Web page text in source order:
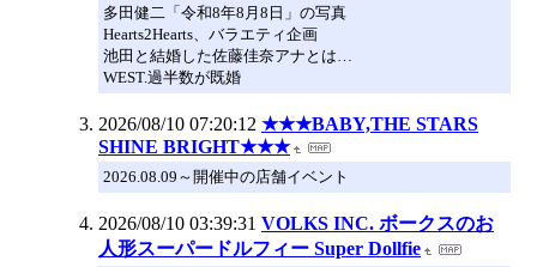
多田健二「令和8年8月8日」の写真
Hearts2Hearts、バラエティ企画
池田と結婚した佐藤佳奈アナとは…
WEST.過半数が既婚
2026/08/10 07:20:12 ★★★BABY,THE STARS
SHINE BRIGHT★★★
2026.08.09～開催中の店舗イベント
2026/08/10 03:39:31 VOLKS INC. ボークスのお
人形スーパードルフィー Super Dollfie